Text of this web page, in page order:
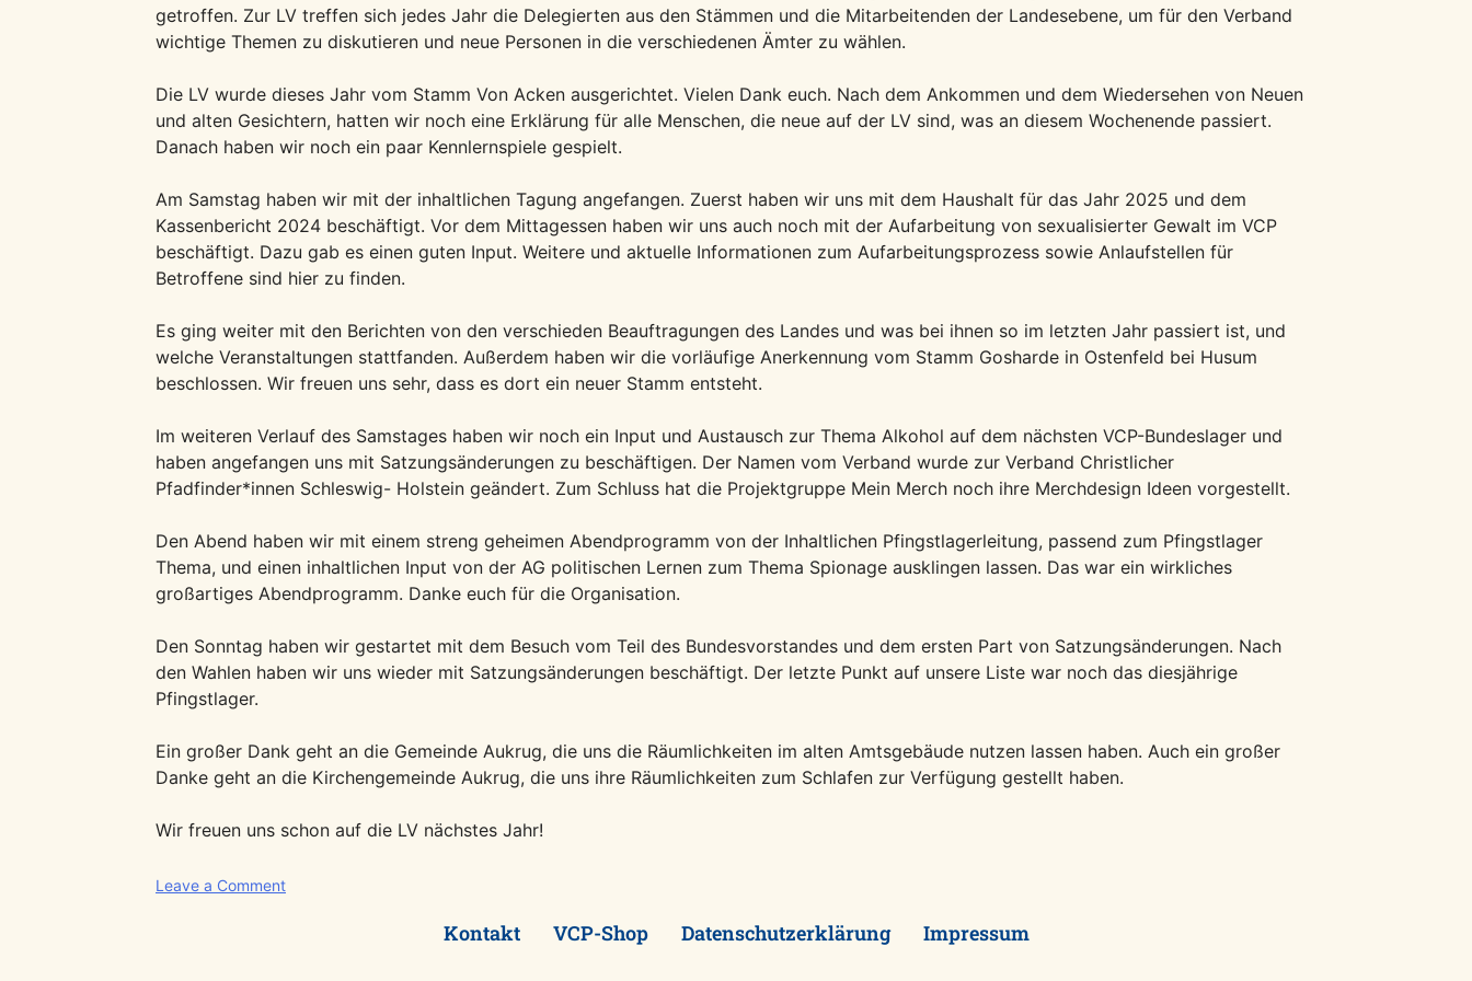
getroffen. Zur LV treffen sich jedes Jahr die Delegierten aus den Stämmen und die Mitarbeitenden der Landesebene, um für den Verband
wichtige Themen zu diskutieren und neue Personen in die verschiedenen Ämter zu wählen.
Die LV wurde dieses Jahr vom Stamm Von Acken ausgerichtet. Vielen Dank euch. Nach dem Ankommen und dem Wiedersehen von Neuen
und alten Gesichtern, hatten wir noch eine Erklärung für alle Menschen, die neue auf der LV sind, was an diesem Wochenende passiert.
Danach haben wir noch ein paar Kennlernspiele gespielt.
Am Samstag haben wir mit der inhaltlichen Tagung angefangen. Zuerst haben wir uns mit dem Haushalt für das Jahr 2025 und dem
Kassenbericht 2024 beschäftigt. Vor dem Mittagessen haben wir uns auch noch mit der Aufarbeitung von sexualisierter Gewalt im VCP
beschäftigt. Dazu gab es einen guten Input. Weitere und aktuelle Informationen zum Aufarbeitungsprozess sowie Anlaufstellen für
Betroffene sind hier zu finden.
Es ging weiter mit den Berichten von den verschieden Beauftragungen des Landes und was bei ihnen so im letzten Jahr passiert ist, und
welche Veranstaltungen stattfanden. Außerdem haben wir die vorläufige Anerkennung vom Stamm Gosharde in Ostenfeld bei Husum
beschlossen. Wir freuen uns sehr, dass es dort ein neuer Stamm entsteht.
Im weiteren Verlauf des Samstages haben wir noch ein Input und Austausch zur Thema Alkohol auf dem nächsten VCP-Bundeslager und
haben angefangen uns mit Satzungsänderungen zu beschäftigen. Der Namen vom Verband wurde zur Verband Christlicher
Pfadfinder*innen Schleswig- Holstein geändert. Zum Schluss hat die Projektgruppe Mein Merch noch ihre Merchdesign Ideen vorgestellt.
Den Abend haben wir mit einem streng geheimen Abendprogramm von der Inhaltlichen Pfingstlagerleitung, passend zum Pfingstlager
Thema, und einen inhaltlichen Input von der AG politischen Lernen zum Thema Spionage ausklingen lassen. Das war ein wirkliches
großartiges Abendprogramm. Danke euch für die Organisation.
Den Sonntag haben wir gestartet mit dem Besuch vom Teil des Bundesvorstandes und dem ersten Part von Satzungsänderungen. Nach
den Wahlen haben wir uns wieder mit Satzungsänderungen beschäftigt. Der letzte Punkt auf unsere Liste war noch das diesjährige
Pfingstlager.
Ein großer Dank geht an die Gemeinde Aukrug, die uns die Räumlichkeiten im alten Amtsgebäude nutzen lassen haben. Auch ein großer
Danke geht an die Kirchengemeinde Aukrug, die uns ihre Räumlichkeiten zum Schlafen zur Verfügung gestellt haben.
Wir freuen uns schon auf die LV nächstes Jahr!
Leave a Commenton
Kontakt VCP-Shop Datenschutzerklärung Impressum